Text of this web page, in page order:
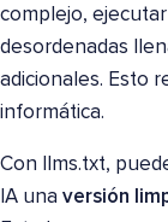
complejo,
desordenadas
adicionales. Esto
informática.
Con llms.txt,
IA una versión